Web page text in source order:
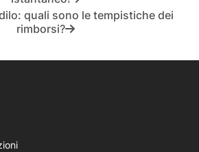
quali sono le tempistiche dei
rimborsi?